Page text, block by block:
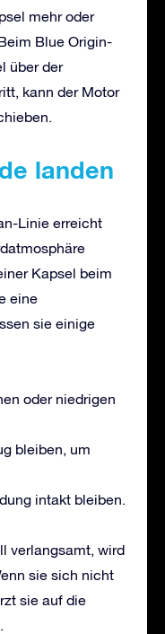
mehr oder
Blue Origin-
über der
kann der Motor
landen
Linie erreicht
Kapsel beim
eine
sie einige
oder niedrigen
bleiben, um
intakt bleiben.
verlangsamt, wird
sie sich nicht
sie auf die